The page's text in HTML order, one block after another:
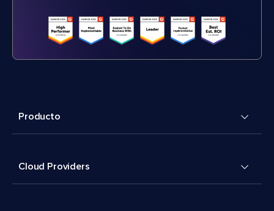
Producto
Cloud Providers